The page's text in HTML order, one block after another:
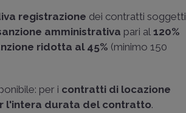
registrazione dei contratti soggetti
amministrativa pari al120%
ridotta al 45% (minimo 150
per i contratti di locazione
l'intera durata del contratto.